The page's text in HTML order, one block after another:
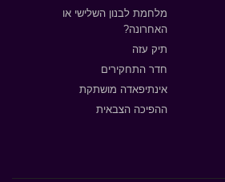
מלחמת לבנון השלישי או
האחרונה?
תיק עזה
חדר התחקירים
אינתיפאדה מושתקת
ההפיכה הצבאית